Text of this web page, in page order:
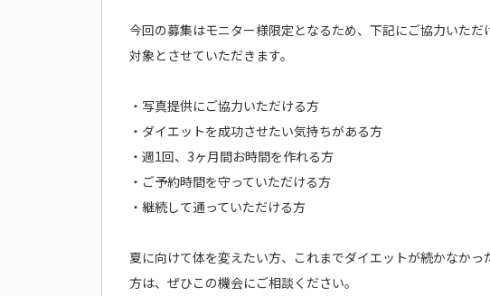
今回の募集はモニター様限定となるため、下記にご協力いただ
対象とさせていただきます。
・写真提供にご協力いただける方
・ダイエットを成功させたい気持ちがある方
・週1回、3ヶ月間お時間を作れる方
・ご予約時間を守っていただける方
・継続して通っていただける方
夏に向けて体を変えたい方、これまでダイエットが続かなか
方は、ぜひこの機会にご相談ください。